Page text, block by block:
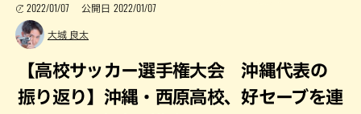
2022/01/07 公開日 2022/01/07
大城 良太
【高校サッカー選手権大会 沖縄代表の
振り返り】沖縄・西原高校、好セーブを連